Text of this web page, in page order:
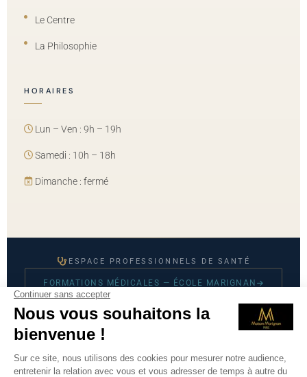
Le Centre
La Philosophie
HORAIRES
Lun – Ven : 9h – 19h
Samedi : 10h – 18h
Dimanche : fermé
ESPACE PROFESSIONNELS DE SANTÉ
FORMATIONS MÉDICALES — ÉCOLE MARIGNAN
© 2026 Maison Marignan — Tous droits réservés